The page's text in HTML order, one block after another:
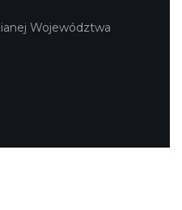
Województwa